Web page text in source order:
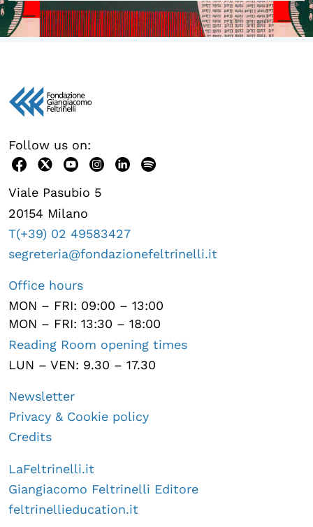
Follow us on:
Viale Pasubio 5
20154 Milano
T(+39) 02 49583427
segreteria@fondazionefeltrinelli.it
Office hours
MON – FRI: 09:00 – 13:00
MON – FRI: 13:30 – 18:00
Reading Room opening times
LUN – VEN: 9.30 – 17.30
Newsletter
Privacy & Cookie policy
Credits
LaFeltrinelli.it
Giangiacomo Feltrinelli Editore
feltrinellieducation.it